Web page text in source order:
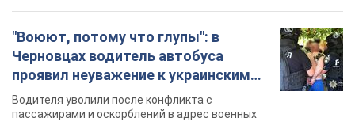
"Воюют, потому что глупы": в
Черновцах водитель автобуса
проявил неуважение к украинским
военным и поплатился за это.
Видео
Водителя уволили после конфликта с
пассажирами и оскорблений в адрес военных